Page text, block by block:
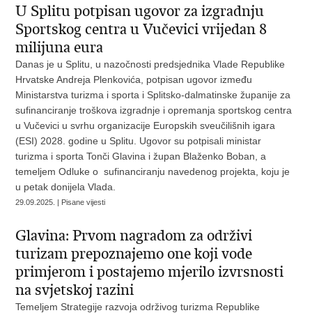
U Splitu potpisan ugovor za izgradnju
Sportskog centra u Vučevici vrijedan 8
milijuna eura
Danas je u Splitu, u nazočnosti predsjednika Vlade Republike
Hrvatske Andreja Plenkovića, potpisan ugovor između
Ministarstva turizma i sporta i Splitsko-dalmatinske županije za
sufinanciranje troškova izgradnje i opremanja sportskog centra
u Vučevici u svrhu organizacije Europskih sveučilišnih igara
(ESI) 2028. godine u Splitu. Ugovor su potpisali ministar
turizma i sporta Tonči Glavina i župan Blaženko Boban, a
temeljem Odluke o sufinanciranju navedenog projekta, koju je
u petak donijela Vlada.
29.09.2025. | Pisane vijesti
Glavina: Prvom nagradom za održivi
turizam prepoznajemo one koji vode
primjerom i postajemo mjerilo izvrsnosti
na svjetskoj razini
Temeljem Strategije razvoja održivog turizma Republike